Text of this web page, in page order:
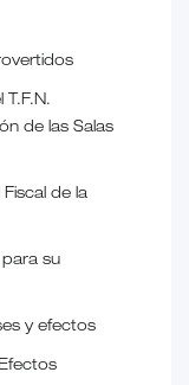
de las Salas
de la
su
y efectos